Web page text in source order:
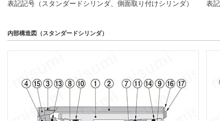
表記記号（スタンダードシリンダ、側面取り付けシリンダ） 表
内部構造図（スタンダードシリンダ）